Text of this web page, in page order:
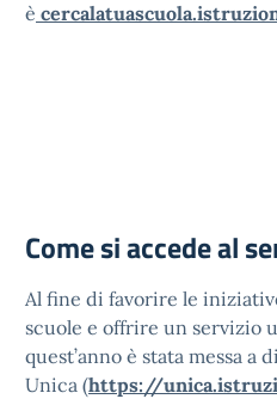
è
Come si accede al
Al fine di favorire le
scuole e offrire un servizio
quest’anno è stata messa a
Unica (https://